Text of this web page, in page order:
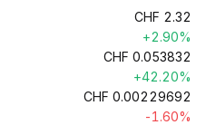
CHF 2.32
+2.90%
CHF 0.053832
+42.20%
CHF 0.00229692
-1.60%